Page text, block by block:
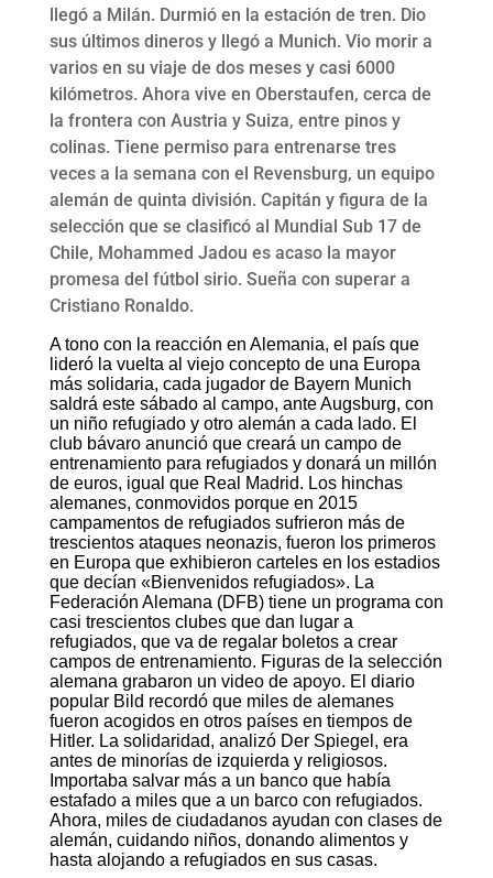
llegó a Milán. Durmió en la estación de tren. Dio
sus últimos dineros y llegó a Munich. Vio morir a
varios en su viaje de dos meses y casi 6000
kilómetros. Ahora vive en Oberstaufen, cerca de
la frontera con Austria y Suiza, entre pinos y
colinas. Tiene permiso para entrenarse tres
veces a la semana con el Revensburg, un equipo
alemán de quinta división. Capitán y figura de la
selección que se clasificó al Mundial Sub 17 de
Chile, Mohammed Jadou es acaso la mayor
promesa del fútbol sirio. Sueña con superar a
Cristiano Ronaldo.
A tono con la reacción en Alemania, el país que
lideró la vuelta al viejo concepto de una Europa
más solidaria, cada jugador de Bayern Munich
saldrá este sábado al campo, ante Augsburg, con
un niño refugiado y otro alemán a cada lado. El
club bávaro anunció que creará un campo de
entrenamiento para refugiados y donará un millón
de euros, igual que Real Madrid. Los hinchas
alemanes, conmovidos porque en 2015
campamentos de refugiados sufrieron más de
trescientos ataques neonazis, fueron los primeros
en Europa que exhibieron carteles en los estadios
que decían «Bienvenidos refugiados». La
Federación Alemana (DFB) tiene un programa con
casi trescientos clubes que dan lugar a
refugiados, que va de regalar boletos a crear
campos de entrenamiento. Figuras de la selección
alemana grabaron un video de apoyo. El diario
popular Bild recordó que miles de alemanes
fueron acogidos en otros países en tiempos de
Hitler. La solidaridad, analizó Der Spiegel, era
antes de minorías de izquierda y religiosos.
Importaba salvar más a un banco que había
estafado a miles que a un barco con refugiados.
Ahora, miles de ciudadanos ayudan con clases de
alemán, cuidando niños, donando alimentos y
hasta alojando a refugiados en sus casas.